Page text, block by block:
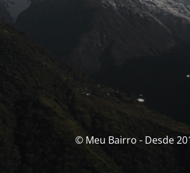
© Meu Bairro - Desde